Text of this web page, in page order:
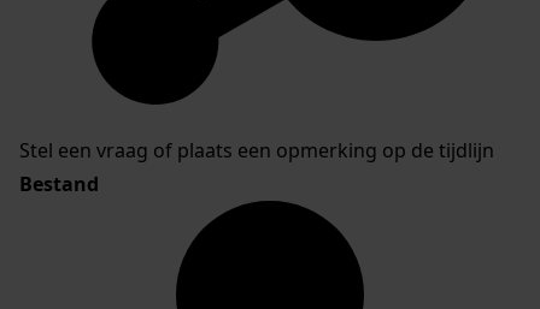
Stel een vraag of plaats een opmerking op de tijdlijn
Bestand